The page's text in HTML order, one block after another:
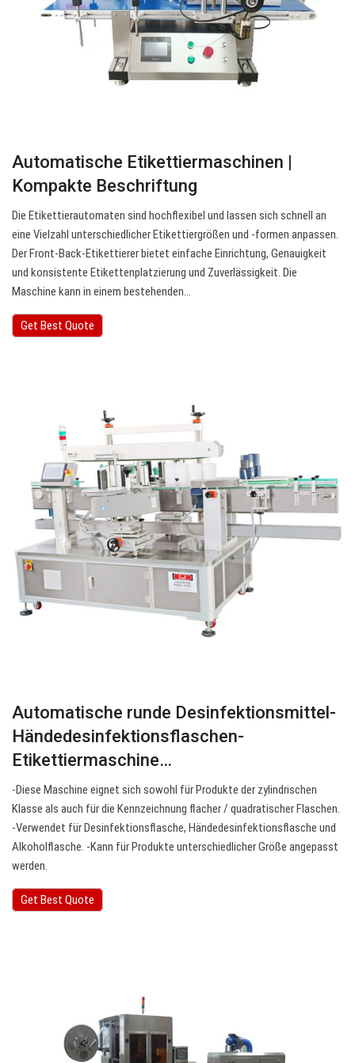
Automatische Etikettiermaschinen |
Kompakte Beschriftung
Die Etikettierautomaten sind hochflexibel und lassen sich schnell an
eine Vielzahl unterschiedlicher Etikettiergrößen und -formen anpassen.
Der Front-Back-Etikettierer bietet einfache Einrichtung, Genauigkeit
und konsistente Etikettenplatzierung und Zuverlässigkeit. Die
Maschine kann in einem bestehenden…
Get Best Quote
Automatische runde Desinfektionsmittel-
Händedesinfektionsflaschen-
Etikettiermaschine…
-Diese Maschine eignet sich sowohl für Produkte der zylindrischen
Klasse als auch für die Kennzeichnung flacher / quadratischer Flaschen.
-Verwendet für Desinfektionsflasche, Händedesinfektionsflasche und
Alkoholflasche. -Kann für Produkte unterschiedlicher Größe angepasst
werden.
Get Best Quote